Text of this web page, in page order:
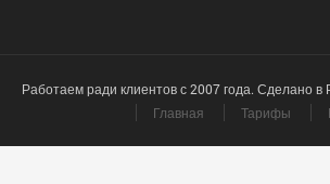
Работаем ради клиентов с 2007 года. Сделано в
Главная
Тарифы